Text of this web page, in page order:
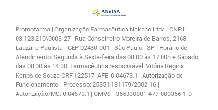
Promofarma | Organização Farmacêutica Nakano Ltda | CNPJ:
03.123.210\0003-27 | Rua Conselheiro Moreira de Barros, 2168 -
Lauzane Paulista - CEP 02430-001 - São Paulo - SP | Horário de
Atendimento: Segunda à Sexta-feira das 08:00 às 17:00h e Sábado
das 08:00 às 14:30| Farmacêutica responsável: Vitória Regina
Kenps de Souza CRF 122517| AFE: 0.04673.1 | Autorização de
Funcionamento - Processo: 25351.181179/2002-16 |
Autorização/MS: 0.04673.1 | CMVS - 355030801-477-000356-1-0